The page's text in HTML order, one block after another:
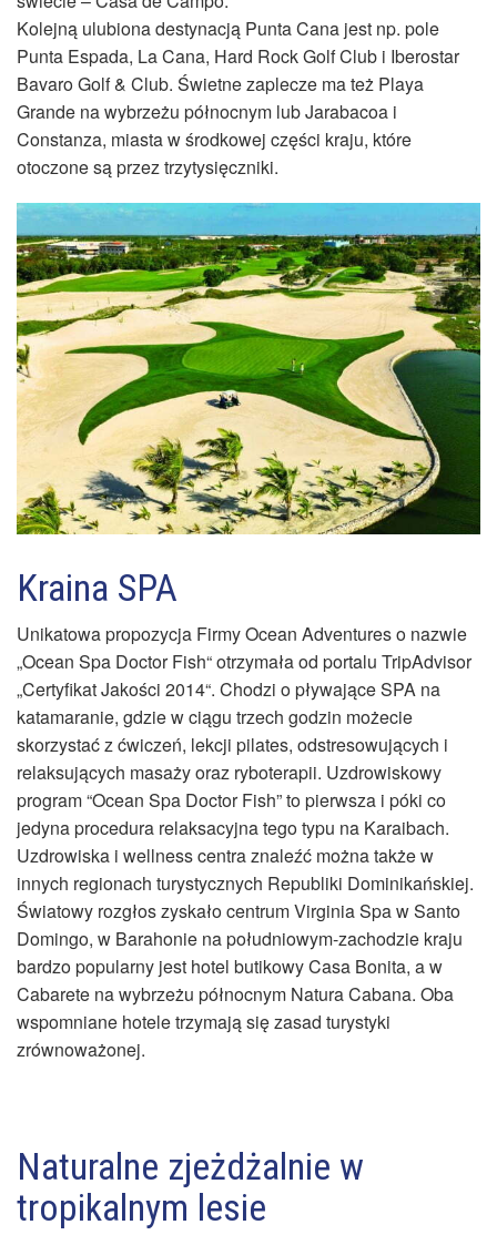
Kolejną ulubiona destynacją Punta Cana jest np. pole
Punta Espada, La Cana, Hard Rock Golf Club i Iberostar
Bavaro Golf & Club. Świetne zaplecze ma też Playa
Grande na wybrzeżu północnym lub Jarabacoa i
Constanza, miasta w środkowej części kraju, które
otoczone są przez trzytysięczniki.
Kraina SPA
Unikatowa propozycja Firmy Ocean Adventures o nazwie
„Ocean Spa Doctor Fish“ otrzymała od portalu TripAdvisor
„Certyfikat Jakości 2014“. Chodzi o pływające SPA na
katamaranie, gdzie w ciągu trzech godzin możecie
skorzystać z ćwiczeń, lekcji pilates, odstresowujących i
relaksujących masaży oraz ryboterapii. Uzdrowiskowy
program “Ocean Spa Doctor Fish” to pierwsza i póki co
jedyna procedura relaksacyjna tego typu na Karaibach.
Uzdrowiska i wellness centra znaleźć można także w
innych regionach turystycznych Republiki Dominikańskiej.
Światowy rozgłos zyskało centrum Virginia Spa w Santo
Domingo, w Barahonie na południowym-zachodzie kraju
bardzo popularny jest hotel butikowy Casa Bonita, a w
Cabarete na wybrzeżu północnym Natura Cabana. Oba
wspomniane hotele trzymają się zasad turystyki
zrównoważonej.
Naturalne zjeżdżalnie w
tropikalnym lesie